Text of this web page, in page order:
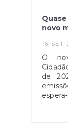
novo
16-
O
de